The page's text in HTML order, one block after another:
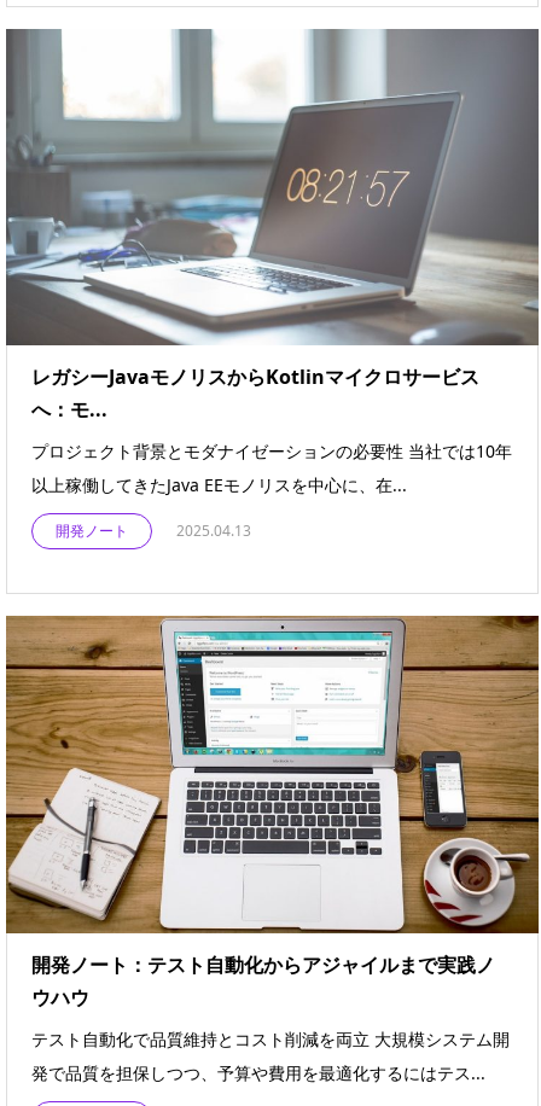
レガシーJavaモノリスからKotlinマイクロサービス
へ：モ...
プロジェクト背景とモダナイゼーションの必要性 当社では10年
以上稼働してきたJava EEモノリスを中心に、在...
開発ノート 2025.04.13
開発ノート：テスト自動化からアジャイルまで実践ノ
ウハウ
テスト自動化で品質維持とコスト削減を両立 大規模システム開
発で品質を担保しつつ、予算や費用を最適化するにはテス...